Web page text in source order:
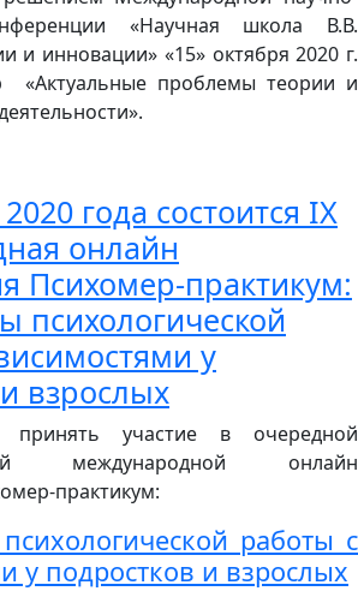
«Научная школа В.В.
и инновации» «15» октября 2020 г.
«Актуальные проблемы теории и
«Моделирование в учебной
года состоится IX
онлайн
Психомер-практикум:
психологической
у
взрослых
принять участие в очередной
международной онлайн
практикум:
работы с
у подростков и взрослых